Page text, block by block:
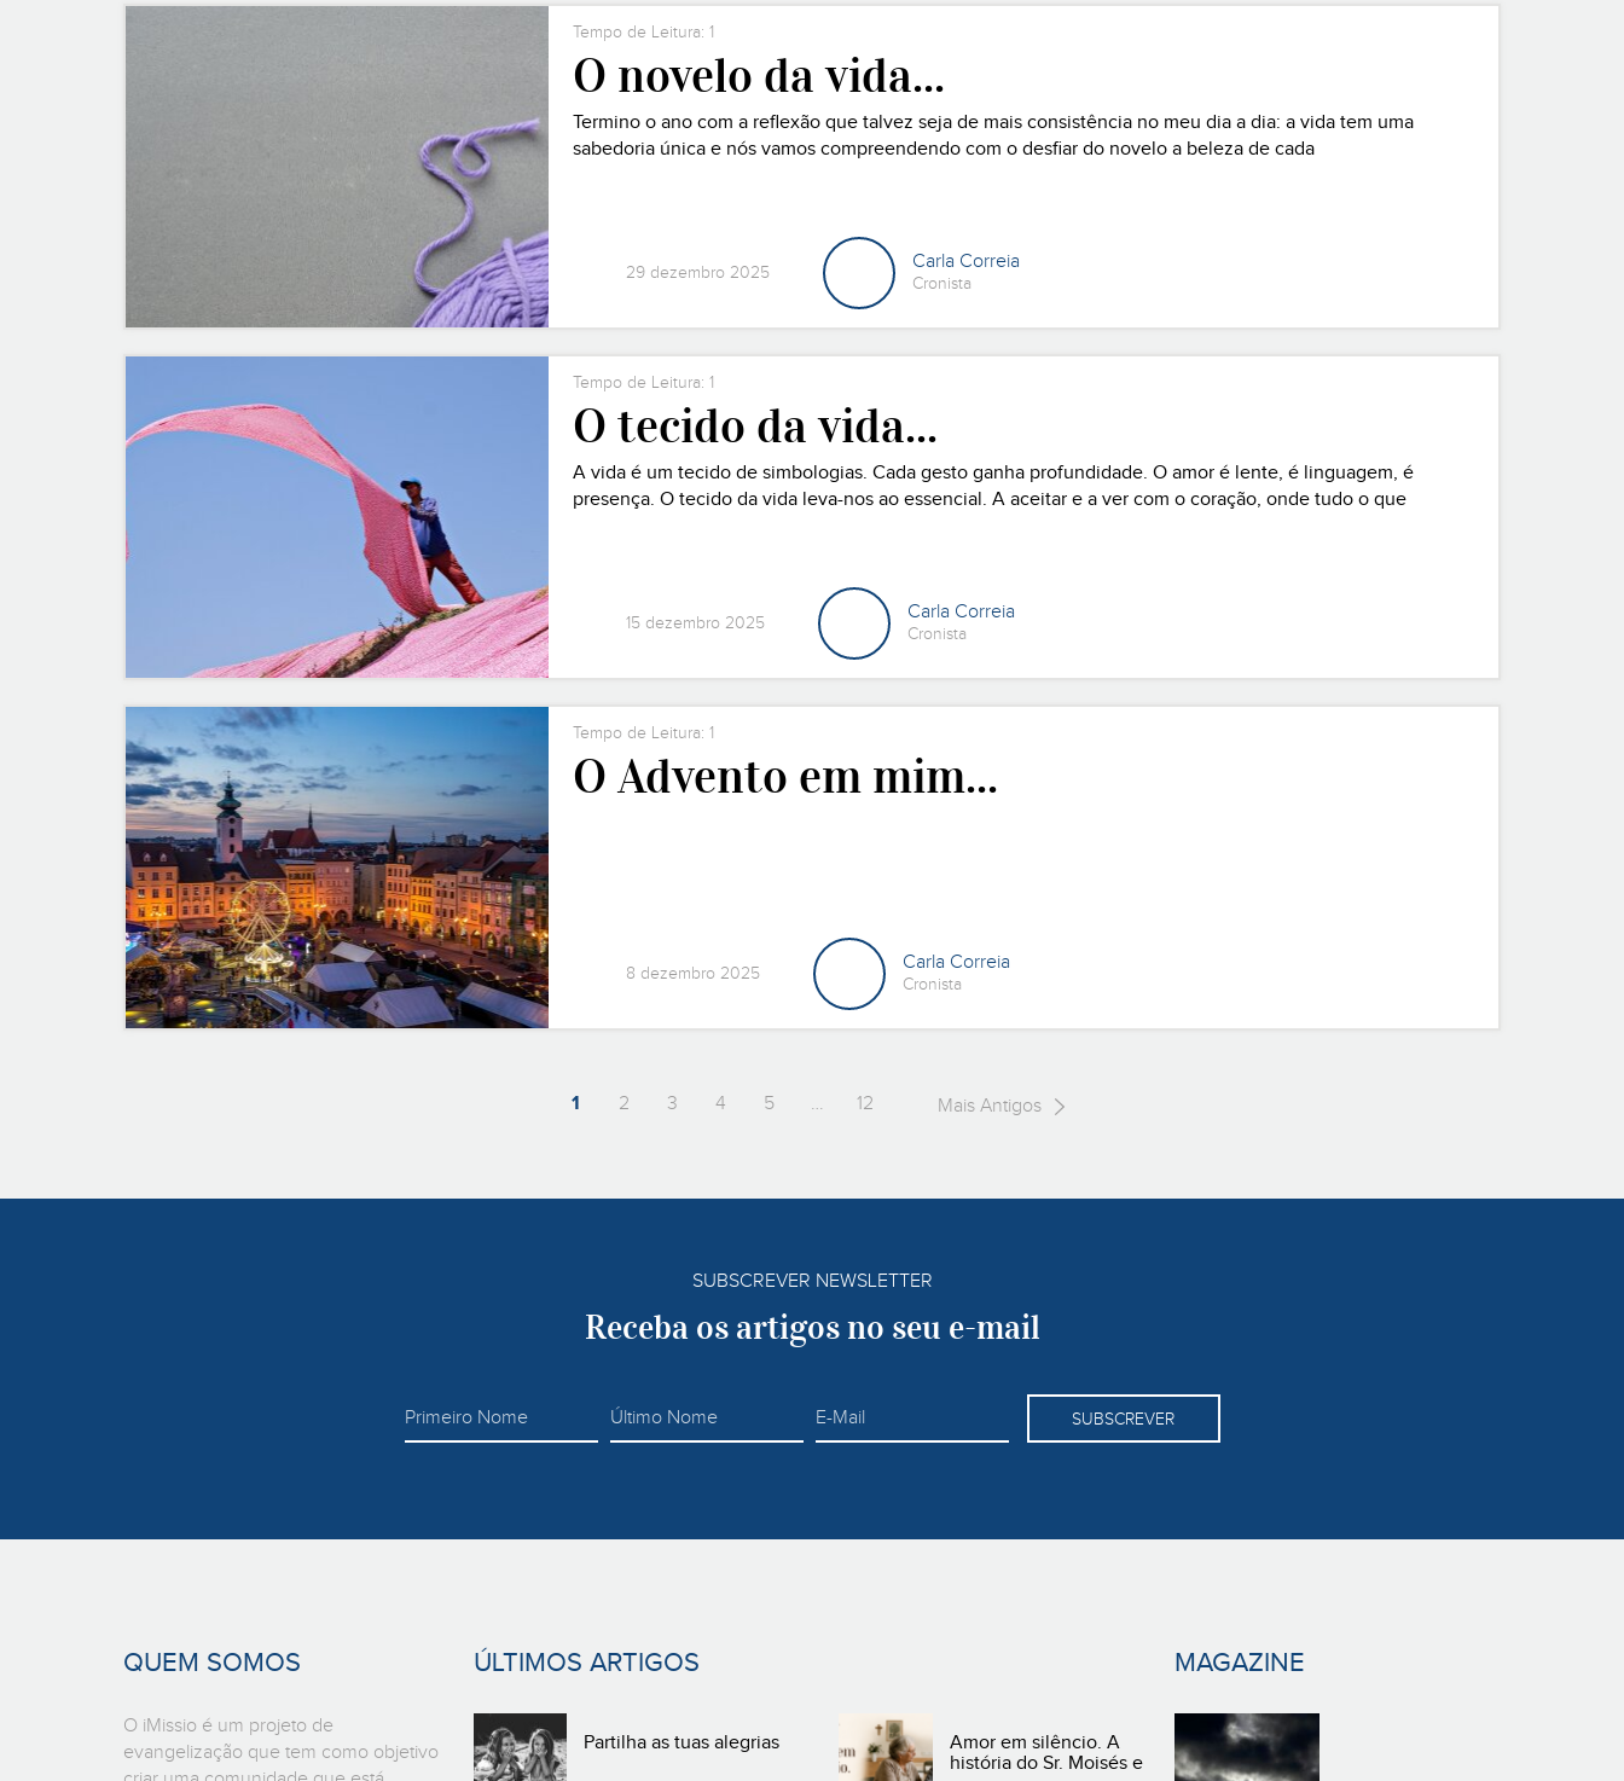
Tempo de Leitura: 1
O novelo da vida...
Termino o ano com a reflexão que talvez seja de mais consistência no meu dia a dia: a vida tem uma
sabedoria única e nós vamos compreendendo com o desfiar do novelo a beleza de cada
29 dezembro 2025
Carla Correia
Cronista
Tempo de Leitura: 1
O tecido da vida...
A vida é um tecido de simbologias. Cada gesto ganha profundidade. O amor é lente, é linguagem, é
presença. O tecido da vida leva-nos ao essencial. A aceitar e a ver com o coração, onde tudo o que
15 dezembro 2025
Carla Correia
Cronista
Tempo de Leitura: 1
O Advento em mim...
8 dezembro 2025
Carla Correia
Cronista
1 2 3 4 5 … 12 Mais Antigos
SUBSCREVER NEWSLETTER
Receba os artigos no seu e-mail
SUBSCREVER
QUEM SOMOS
O iMissio é um projeto de
evangelização que tem como objetivo
ÚLTIMOS ARTIGOS
Partilha as tuas alegrias
Amor em silêncio. A
história do Sr. Moisés e
MAGAZINE